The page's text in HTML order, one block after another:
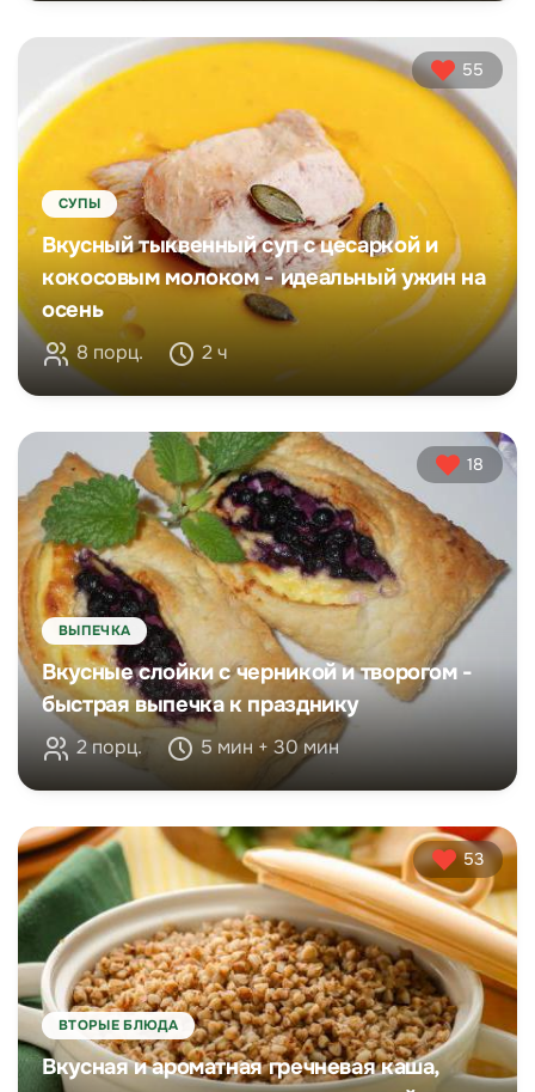
55
СУПЫ
Вкусный тыквенный суп с цесаркой и
кокосовым молоком - идеальный ужин на
осень
8 порц. 2 ч
18
ВЫПЕЧКА
Вкусные слойки с черникой и творогом -
быстрая выпечка к празднику
2 порц. 5 мин + 30 мин
53
ВТОРЫЕ БЛЮДА
Вкусная и ароматная гречневая каша,